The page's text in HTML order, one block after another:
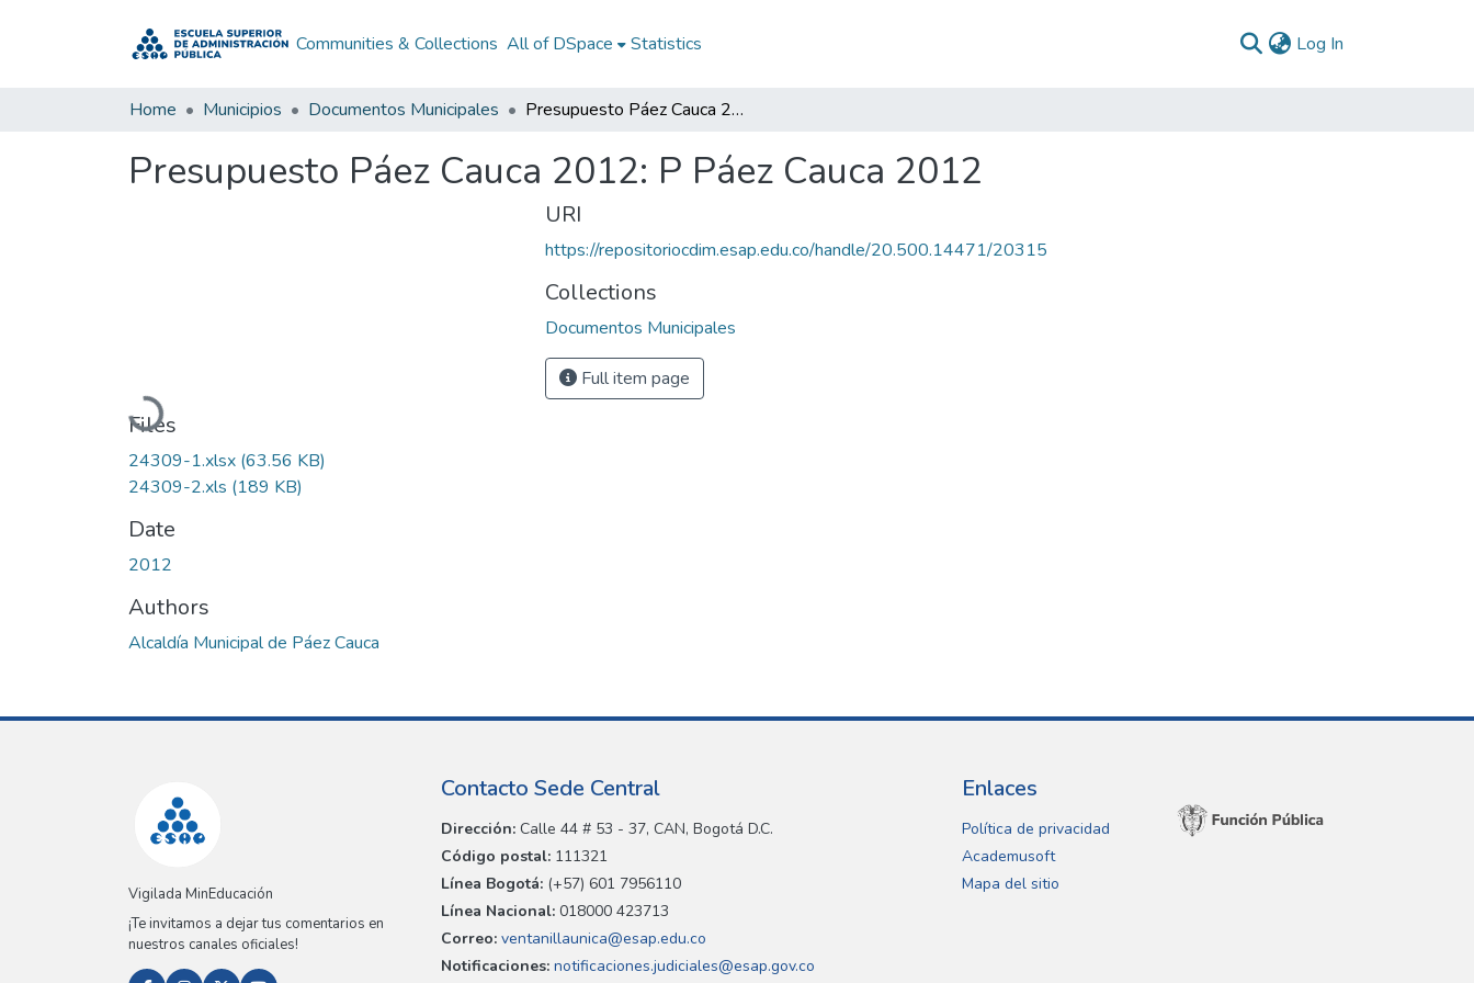
Communities & Collections All of DSpace Statistics Log In
Home Municipios Documentos Municipales Presupuesto Páez Cauca 2012: P Páez Cauca 2012
Presupuesto Páez Cauca 2012: P Páez Cauca 2012
Loading...
Files
24309-1.xlsx (63.56 KB)
24309-2.xls (189 KB)
Date
2012
Authors
Alcaldía Municipal de Páez Cauca
URI
https://repositoriocdim.esap.edu.co/handle/20.500.14471/20315
Collections
Documentos Municipales
Full item page
Vigilada MinEducación
¡Te invitamos a dejar tus comentarios en
nuestros canales oficiales!
Contacto Sede Central
Dirección: Calle 44 # 53 - 37, CAN, Bogotá D.C.
Código postal: 111321
Línea Bogotá: (+57) 601 7956110
Línea Nacional: 018000 423713
Correo: ventanillaunica@esap.edu.co
Notificaciones: notificaciones.judiciales@esap.gov.co
Enlaces
Política de privacidad
Academusoft
Mapa del sitio